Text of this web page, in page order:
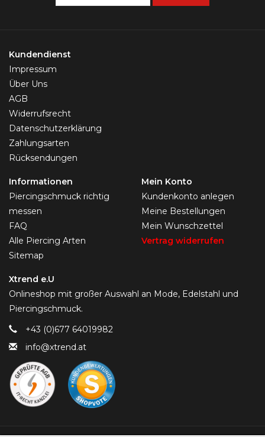
Kundendienst
Impressum
Über Uns
AGB
Widerrufsrecht
Datenschutzerklärung
Zahlungsarten
Rücksendungen
Informationen
Piercingschmuck richtig
messen
FAQ
Alle Piercing Arten
Sitemap
Mein Konto
Kundenkonto anlegen
Meine Bestellungen
Mein Wunschzettel
Vertrag widerrufen
Xtrend e.U
Onlineshop mit großer Auswahl an Mode, Edelstahl und
Piercingschmuck.
+43 (0)677 64019982
info@xtrend.at